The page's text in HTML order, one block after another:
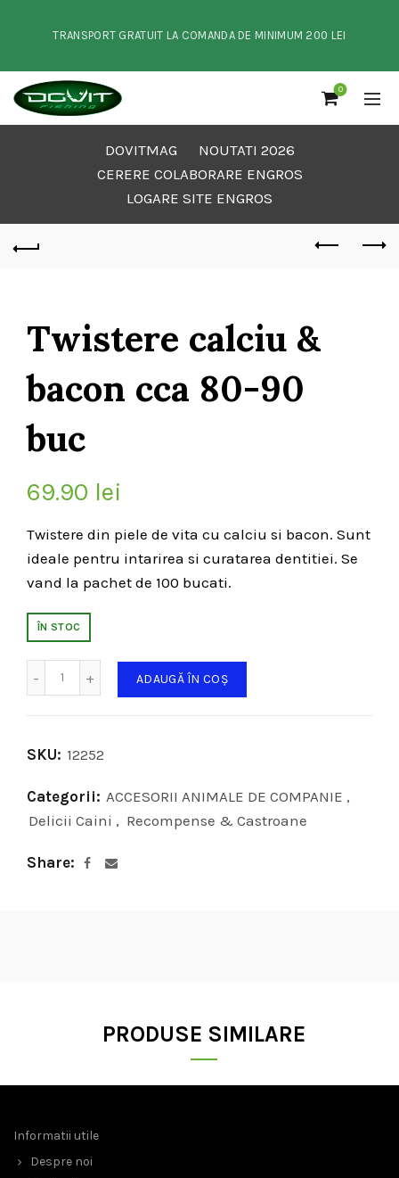
TRANSPORT GRATUIT LA COMANDA DE MINIMUM 200 LEI
0
DOVITMAG
NOUTATI 2026
CERERE COLABORARE ENGROS
LOGARE SITE ENGROS
Twistere calciu &
bacon cca 80-90
buc
69.90 lei
Twistere din piele de vita cu calciu si bacon. Sunt
ideale pentru intarirea si curatarea dentitiei. Se
vand la pachet de 100 bucati.
ÎN STOC
ADAUGĂ ÎN COȘ
SKU: 12252
Categorii: ACCESORII ANIMALE DE COMPANIE ,
Delicii Caini , Recompense & Castroane
Share
PRODUSE SIMILARE
Informatii utile
Despre noi